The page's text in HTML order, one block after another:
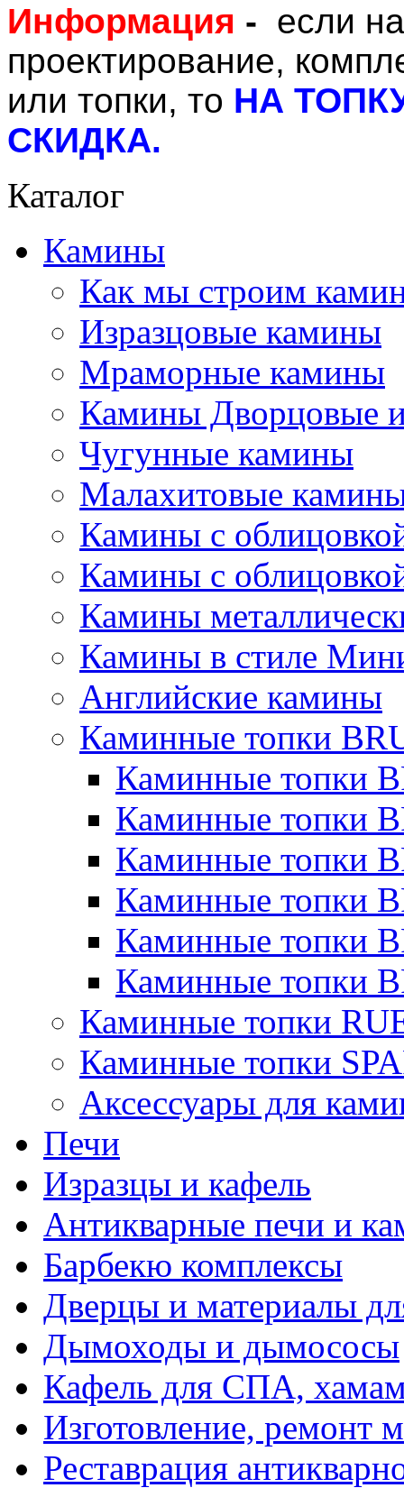
Информация - если
проектирование,
или топки, то НА
СКИДКА.
Каталог
Камины
Как мы строим
Изразцовые камины
Мраморные камины
Камины Дворцовые
Чугунные камины
Малахитовые
Камины с
Камины с
Камины
Камины в стиле
Английские камины
Каминные топки
Каминные топки
Каминные топки
Каминные топки
Каминные топки
Каминные топки
Каминные топки
Каминные топки
Каминные топки
Аксессуары для
Печи
Изразцы и кафель
Антикварные печи и
Барбекю комплексы
Дверцы и материалы
Дымоходы и дымососы
Кафель для СПА,
Изготовление, ремонт
Реставрация